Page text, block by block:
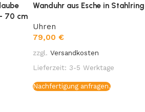
70 cm
Wanduhr aus Esche in Stahlring
Uhren
79,00 €
zzgl. Versandkosten
Lieferzeit: 3-5 Werktage
Nachfertigung anfragen.